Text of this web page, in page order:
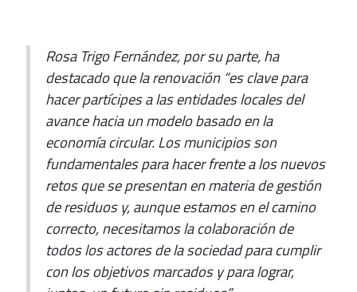
Rosa Trigo Fernández, por su parte, ha
destacado que la renovación “es clave para
hacer partícipes a las entidades locales del
avance hacia un modelo basado en la
economía circular. Los municipios son
fundamentales para hacer frente a los nuevos
retos que se presentan en materia de gestión
de residuos y, aunque estamos en el camino
correcto, necesitamos la colaboración de
todos los actores de la sociedad para cumplir
con los objetivos marcados y para lograr,